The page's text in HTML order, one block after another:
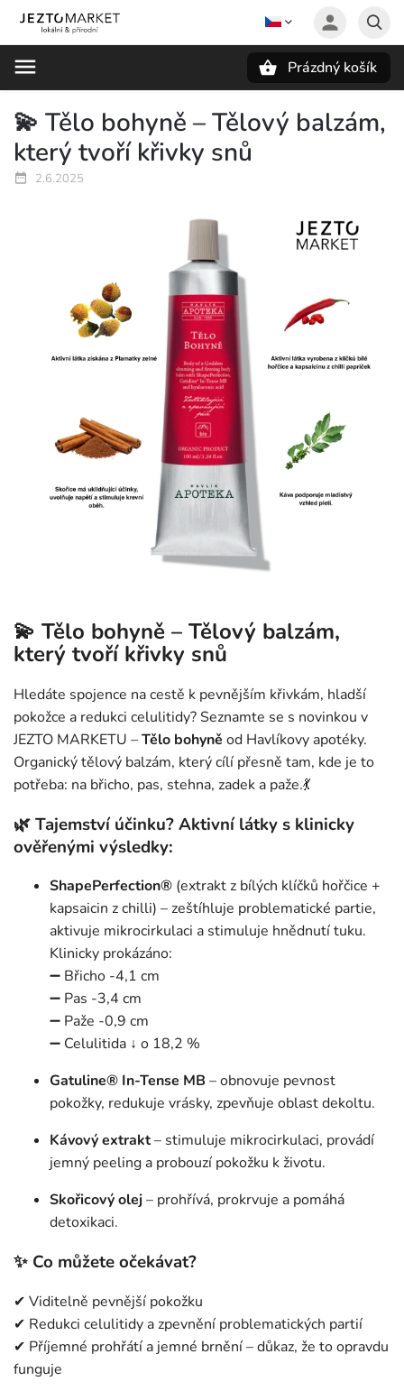
Prázdný košík
💫 Tělo bohyně – Tělový balzám,
který tvoří křivky snů
2.6.2025
💫 Tělo bohyně – Tělový balzám,
který tvoří křivky snů
Hledáte spojence na cestě k pevnějším křivkám, hladší
pokožce a redukci celulitidy? Seznamte se s novinkou v
JEZTO MARKETU –Tělo bohyně od Havlíkovy apotéky.
Organický tělový balzám, který cílí přesně tam, kde je to
potřeba: na břicho, pas, stehna, zadek a paže.💃
🌿 Tajemství účinku? Aktivní látky s klinicky
ověřenými výsledky:
ShapePerfection® (extrakt z bílých klíčků hořčice +
kapsaicin z chilli) – zeštíhluje problematické partie,
aktivuje mikrocirkulaci a stimuluje hnědnutí tuku.
Klinicky prokázáno:
➖ Břicho -4,1 cm
➖ Pas -3,4 cm
➖ Paže -0,9 cm
➖ Celulitida ↓ o 18,2 %
Gatuline® In-Tense MB– obnovuje pevnost
pokožky, redukuje vrásky, zpevňuje oblast dekoltu.
Kávový extrakt– stimuluje mikrocirkulaci, provádí
jemný peeling a probouzí pokožku k životu.
Skořicový olej– prohřívá, prokrvuje a pomáhá
detoxikaci.
✨ Co můžete očekávat?
✔ Viditelně pevnější pokožku
✔ Redukci celulitidy a zpevnění problematických partií
✔ Příjemné prohřátí a jemné brnění – důkaz, že to opravdu
funguje